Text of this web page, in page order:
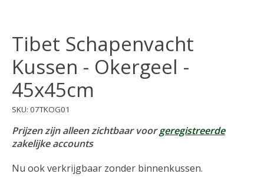
Tibet Schapenvacht
Kussen - Okergeel -
45x45cm
SKU: 07TKOG01
Prijzen zijn alleen zichtbaar voorgeregistreerde
zakelijke accounts
Nu ook verkrijgbaar zonder binnenkussen.